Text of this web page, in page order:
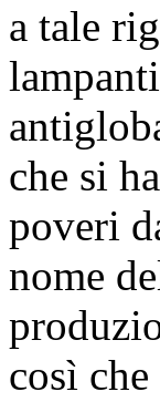
a tale
che si
poveri
nome
così